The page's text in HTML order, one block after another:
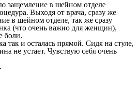
защемление в шейном отделе
Выходя от врача, сразу же
в шейном отделе, так же сразу
(что очень важно для женщин),
боли.
так и осталась прямой. Сидя на стуле,
не устает. Чувствую себя очень